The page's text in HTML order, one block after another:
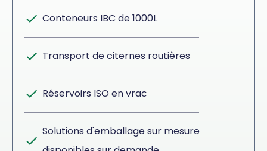
Conteneurs IBC de 1000L
Transport de citernes routières
Réservoirs ISO en vrac
Solutions d'emballage sur mesure